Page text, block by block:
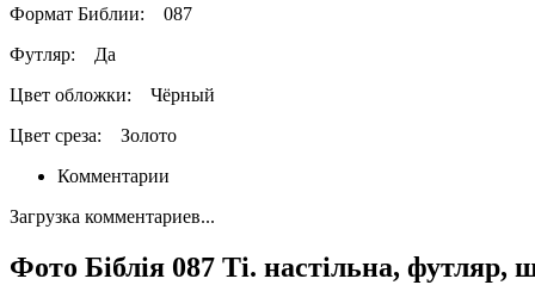
Формат Библии: 087
Футляр: Да
Цвет обложки: Чёрный
Цвет среза: Золото
Комментарии
Загрузка комментариев...
Фото Біблія 087 Ti. настільна, футляр,